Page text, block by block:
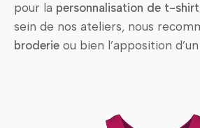
pour la personnalisation de t-
sein de nos ateliers, nous
broderie ou bien l’apposition d’un